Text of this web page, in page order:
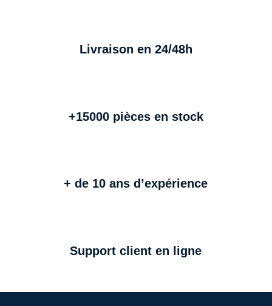
Livraison en 24/48h
+15000 pièces en stock
+ de 10 ans d’expérience
Support client en ligne